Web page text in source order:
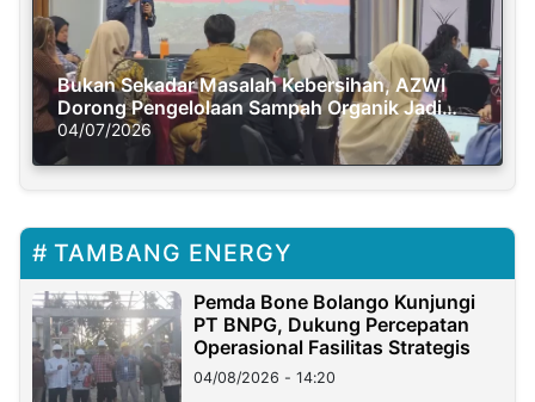
Bukan Sekadar Masalah Kebersihan, AZWI
Dorong Pengelolaan Sampah Organik Jadi
Solusi Krisis Iklim
04/07/2026
TAMBANG ENERGY
Pemda Bone Bolango Kunjungi
PT BNPG, Dukung Percepatan
Operasional Fasilitas Strategis
04/08/2026 - 14:20